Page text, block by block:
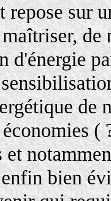
repose sur
d'énergie
de
(
et
bien